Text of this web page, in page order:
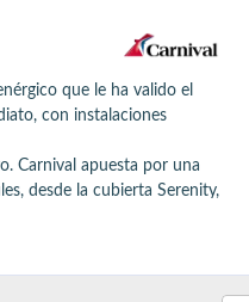
que le ha valido el
con instalaciones
Carnival apuesta por una
desde la cubierta Serenity,